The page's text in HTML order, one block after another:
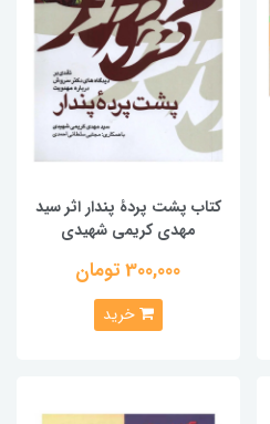
کتاب پشت پردۀ پندار اثر سید
مهدی کریمی شهیدی
300,000 تومان
خرید